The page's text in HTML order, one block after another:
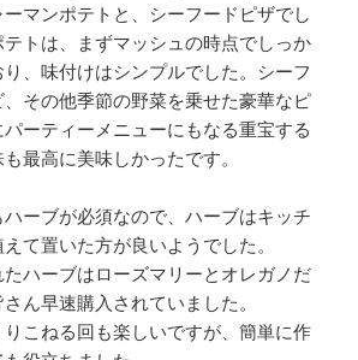
マンポテトと、シーフードピザでし
トは、まずマッシュの時点でしっか
、味付けはシンプルでした。シーフ
その他季節の野菜を乗せた豪華なピ
ーティーメニューにもなる重宝する
最高に美味しかったです。
ーブが必須なので、ハーブはキッチ
て置いた方が良いようでした。
ハーブはローズマリーとオレガノだ
ん早速購入されていました。
こねる回も楽しいですが、簡単に作